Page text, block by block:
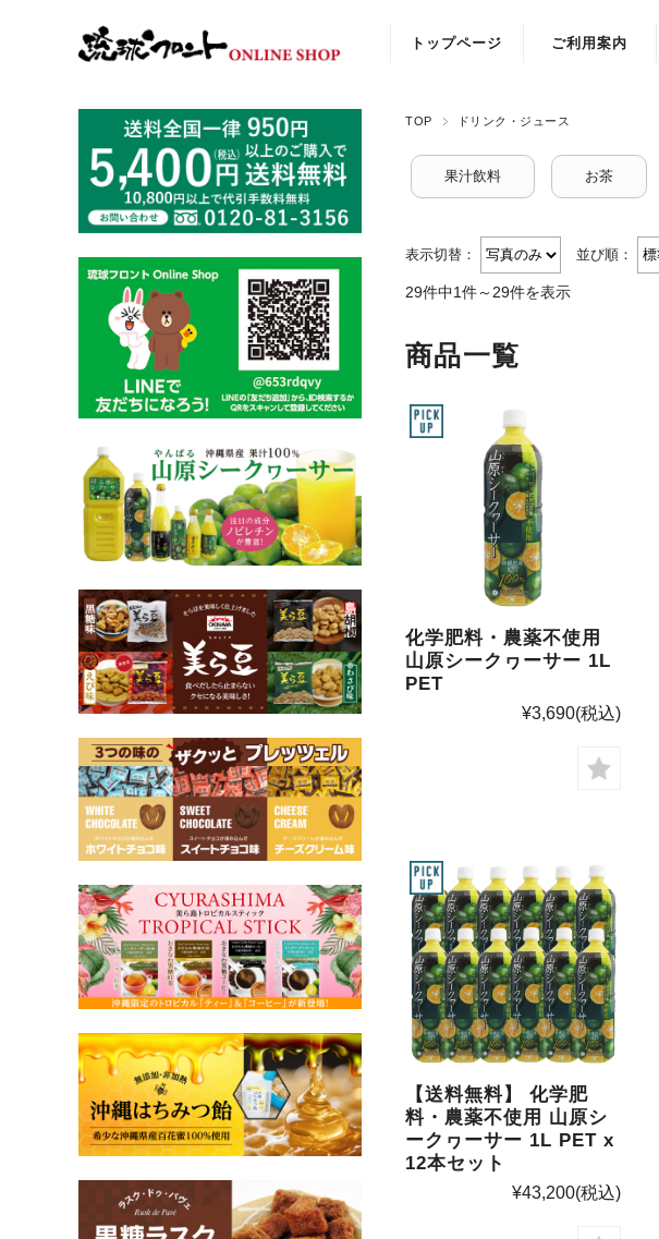
トップページ ご利用案内
TOP ドリンク・ジュース
果汁飲料 お茶
表示切替： 並び順：
29件中1件～29件を表示
商品一覧
化学肥料・農薬不使用
山原シークヮーサー 1L
PET
¥3,690(税込)
【送料無料】 化学肥
料・農薬不使用 山原シ
ークヮーサー 1L PET x
12本セット
¥43,200(税込)